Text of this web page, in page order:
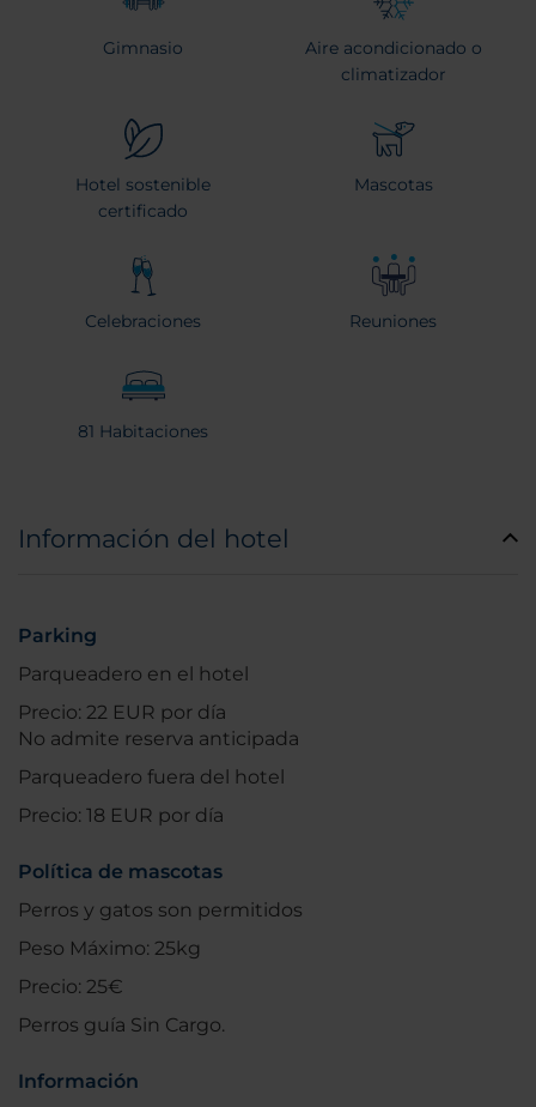
Gimnasio
Aire acondicionado o
climatizador
Hotel sostenible
certificado
Mascotas
Celebraciones Reuniones
81 Habitaciones
Información del hotel
Parking
Parqueadero en el hotel
Precio: 22 EUR por día
No admite reserva anticipada
Parqueadero fuera del hotel
Precio: 18 EUR por día
Política de mascotas
Perros y gatos son permitidos
Peso Máximo: 25kg
Precio: 25€
Perros guía Sin Cargo.
Información